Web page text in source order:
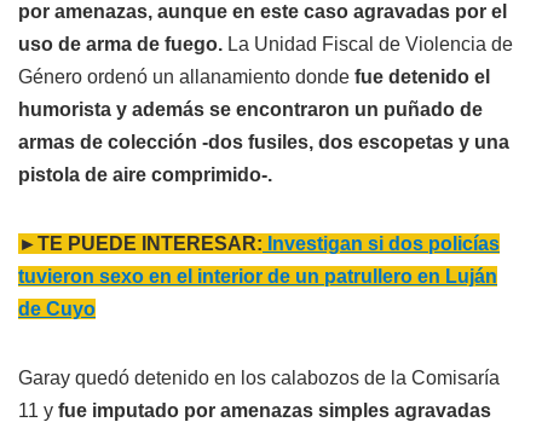
por amenazas, aunque en este caso agravadas por el
uso de arma de fuego. La Unidad Fiscal de Violencia de
Género ordenó un allanamiento donde fue detenido el
humorista y además se encontraron un puñado de
armas de colección -dos fusiles, dos escopetas y una
pistola de aire comprimido-.
►TE PUEDE INTERESAR: Investigan si dos policías
tuvieron sexo en el interior de un patrullero en Luján
de Cuyo
Garay quedó detenido en los calabozos de la Comisaría
11 y fue imputado por amenazas simples agravadas